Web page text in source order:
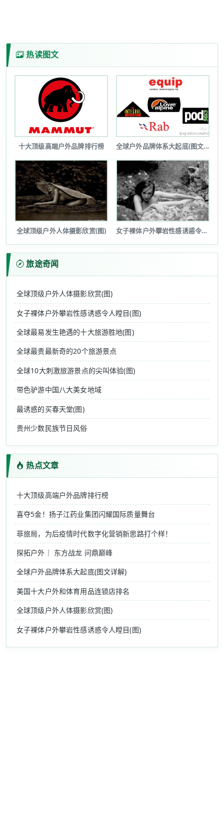
热读图文
十大顶级高端户外品牌排行榜 全球户外品牌体系大起底(图文详解)
全球顶级户外人体摄影欣赏(图) 女子裸体户外攀岩性感诱惑令人瞠目(图...
旅途奇闻
全球顶级户外人体摄影欣赏(图)
女子裸体户外攀岩性感诱惑令人瞠目(图)
全球最易发生艳遇的十大旅游胜地(图)
全球最贵最新奇的20个旅游景点
全球10大刺激旅游景点的尖叫体验(图)
带色驴游中国八大美女地域
最诱惑的买春天堂(图)
贵州少数民族节日风俗
热点文章
十大顶级高端户外品牌排行榜
喜夺5金！扬子江药业集团闪耀国际质量舞台
菲旅局，为后疫情时代数字化营销新思路打个样！
探拓户外｜ 东方战龙 问鼎巅峰
全球户外品牌体系大起底(图文详解)
美国十大户外和体育用品连锁店排名
全球顶级户外人体摄影欣赏(图)
女子裸体户外攀岩性感诱惑令人瞠目(图)